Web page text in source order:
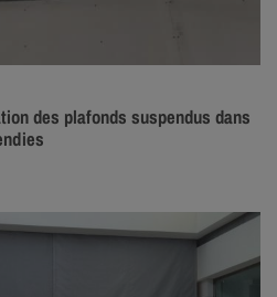
des plafonds suspendus dans